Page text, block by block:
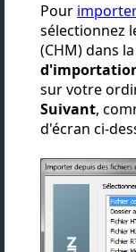
Pour
sélectionnez
(CHM) dans
sur votre
Suivant,
d'écran ci-